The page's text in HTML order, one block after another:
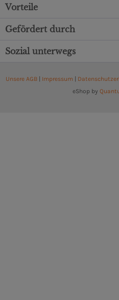
Vorteile
Gefördert durch
Sozial unterwegs
Unsere AGB| Impressum |
eShop by